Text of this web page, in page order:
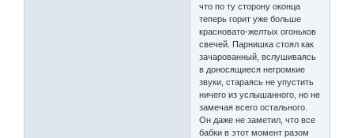
что по ту сторону оконца
теперь горит уже больше
красновато-желтых огоньков
свечей. Парнишка стоял как
зачарованный, вслушиваясь
в доносящиеся негромкие
звуки, стараясь не упустить
ничего из услышанного, но не
замечая всего остального.
Он даже не заметил, что все
бабки в этот момент разом